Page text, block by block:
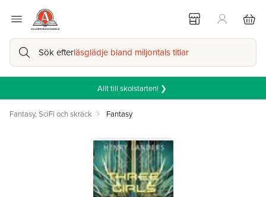
Sök efterläsglädje bland miljontals titlar
Allt till skolstarten! ❯
Fantasy, SciFi och skräck Fantasy